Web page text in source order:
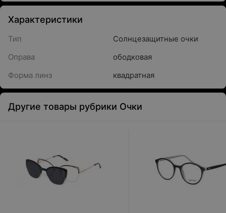
Характеристики
Тип
Солнцезащитные очки
Оправа
ободковая
Форма линз
квадратная
Другие товары рубрики Очки